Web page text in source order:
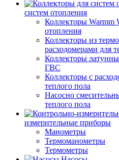
систем отопления
Коллекторы Warmm
отопления
Коллекторы из
расходомерами для
Коллекторы
ГВС
Коллекторы с
теплого пола
Насосно
теплого пола
измерительные приборы
Манометры
Термоманометры
Термометры